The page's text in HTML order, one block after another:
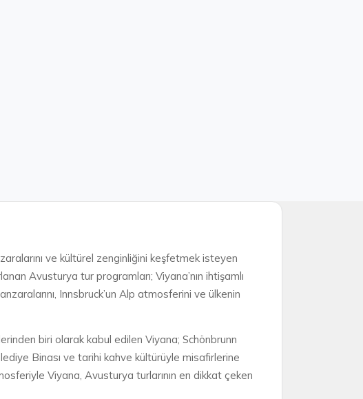
ve kültürel zenginliğini keşfetmek isteyen
Avusturya tur programları; Viyana’nın ihtişamlı
Innsbruck’un Alp atmosferini ve ülkenin
biri olarak kabul edilen Viyana; Schönbrunn
Binası ve tarihi kahve kültürüyle misafirlerine
Viyana, Avusturya turlarının en dikkat çeken